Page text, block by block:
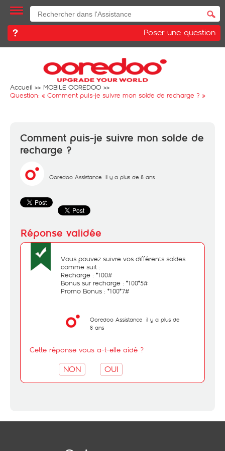
Poser une question
Accueil
MOBILE OOREDOO
Question: « Comment puis-je suivre mon solde de recharge ? »
Comment puis-je suivre mon solde de
recharge ?
Ooredoo Assistance il y a plus de 8 ans
Vous pouvez suivre vos différents soldes
comme suit :
Recharge : *100#
Bonus sur recharge : *100*5#
Promo Bonus : *100*7#
Ooredoo Assistance il y a plus de
8 ans
Cette réponse vous a-t-elle aidé ?
NON OUI